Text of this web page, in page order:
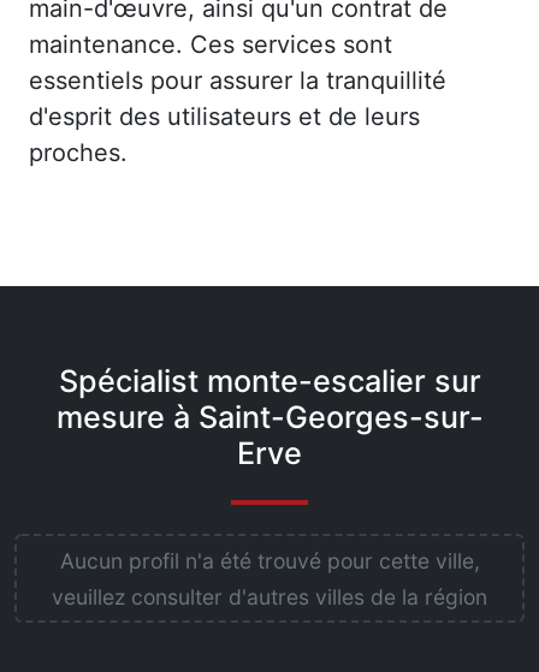
main-d'œuvre, ainsi qu'un contrat de
maintenance. Ces services sont
essentiels pour assurer la tranquillité
d'esprit des utilisateurs et de leurs
proches.
Spécialist monte-escalier sur
mesure à Saint-Georges-sur-
Erve
Aucun profil n'a été trouvé pour cette ville,
veuillez consulter d'autres villes de la région